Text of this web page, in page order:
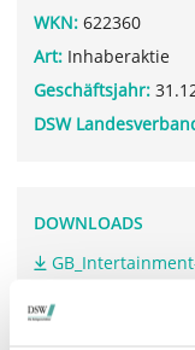
WKN: 622360
Art: Inhaberaktie
Geschäftsjahr:
DSW
DOWNLOADS